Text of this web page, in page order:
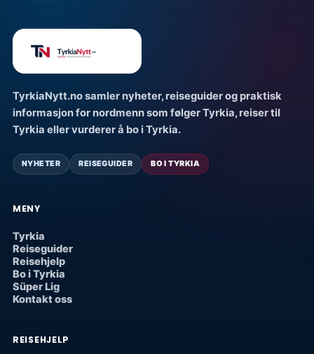
TyrkiaNytt.no samler nyheter, reiseguider og praktisk
informasjon for nordmenn som følger Tyrkia, reiser til
Tyrkia eller vurderer å bo i Tyrkia.
NYHETER REISEGUIDER BO I TYRKIA
MENY
Tyrkia
Reiseguider
Reisehjelp
Bo i Tyrkia
Süper Lig
Kontakt oss
REISEHJELP